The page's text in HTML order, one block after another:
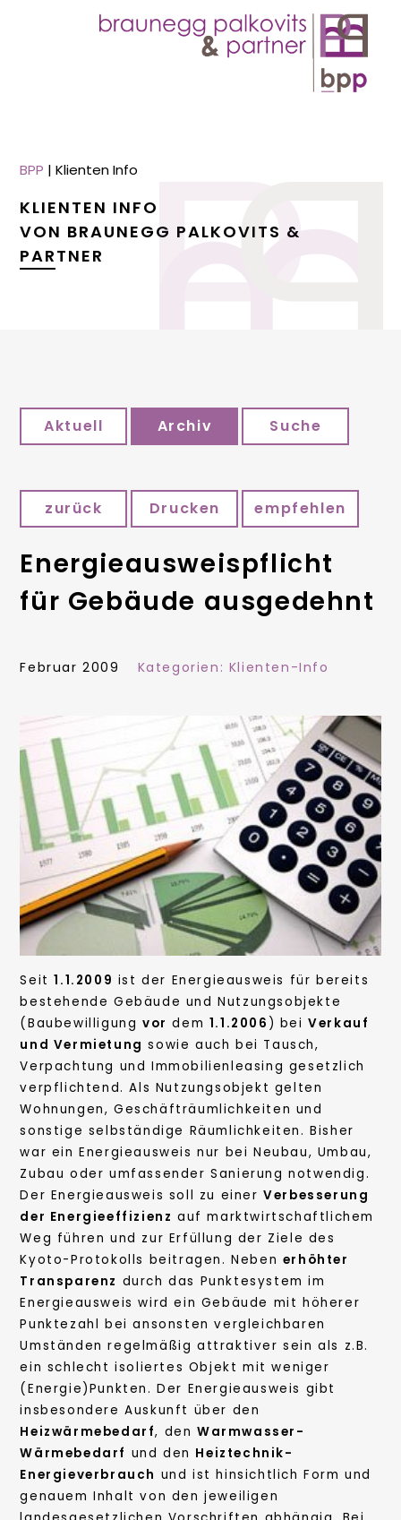
BPP |Klienten Info
KLIENTEN INFO
VON BRAUNEGG PALKOVITS &
PARTNER
Aktuell Archiv Suche
zurück Drucken empfehlen
Energieausweispflicht
für Gebäude ausgedehnt
Februar 2009 Kategorien: Klienten-Info
Seit1.1.2009 ist der Energieausweis für bereits
bestehende Gebäude und Nutzungsobjekte
(Baubewilligung vor dem 1.1.2006 ) beiVerkauf
und Vermietung sowie auch bei Tausch,
Verpachtung und Immobilienleasing gesetzlich
verpflichtend. Als Nutzungsobjekt gelten
Wohnungen, Geschäfträumlichkeiten und
sonstige selbständige Räumlichkeiten. Bisher
war ein Energieausweis nur bei Neubau, Umbau,
Zubau oder umfassender Sanierung notwendig.
Der Energieausweis soll zu einerVerbesserung
der Energieeffizienz auf marktwirtschaftlichem
Weg führen und zur Erfüllung der Ziele des
Kyoto-Protokolls beitragen. Neben erhöhter
Transparenz durch das Punktesystem im
Energieausweis wird ein Gebäude mit höherer
Punktezahl bei ansonsten vergleichbaren
Umständen regelmäßig attraktiver sein als z.B.
ein schlecht isoliertes Objekt mit weniger
(Energie)Punkten. Der Energieausweis gibt
insbesondere Auskunft über den
Heizwärmebedarf, den Warmwasser-
Wärmebedarf und den Heiztechnik-
Energieverbrauch und ist hinsichtlich Form und
genauem Inhalt von den jeweiligen